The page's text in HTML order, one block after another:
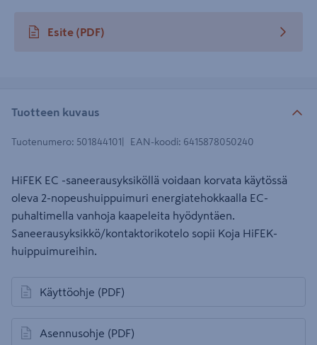
Esite (PDF)
avautuu uuteen välilehteen
Tuotteen kuvaus
Tuotenumero: 501844101 EAN-koodi: 6415878050240
HiFEK EC -saneerausyksiköllä voidaan korvata käytössä
oleva 2-nopeushuippuimuri energiatehokkaalla EC-
puhaltimella vanhoja kaapeleita hyödyntäen.
Saneerausyksikkö/kontaktorikotelo sopii Koja HiFEK-
huippuimureihin.
Käyttöohje (PDF)
avautuu uuteen välilehteen
Asennusohje (PDF)
avautuu uuteen välilehteen